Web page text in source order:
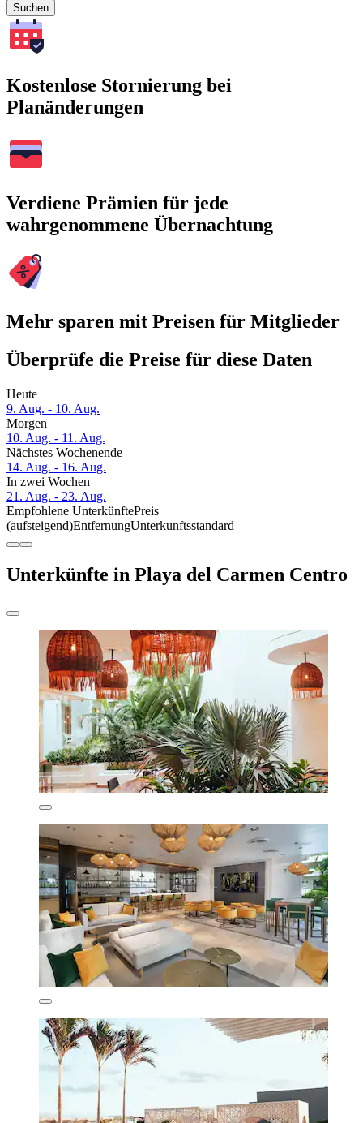
Suchen
Kostenlose Stornierung bei
Planänderungen
Verdiene Prämien für jede
wahrgenommene Übernachtung
Mehr sparen mit Preisen für Mitglieder
Überprüfe die Preise für diese Daten
Heute
9. Aug. - 10. Aug.
Morgen
10. Aug. - 11. Aug.
Nächstes Wochenende
14. Aug. - 16. Aug.
In zwei Wochen
21. Aug. - 23. Aug.
Empfohlene UnterkünftePreis
(aufsteigend)EntfernungUnterkunftsstandard
Unterkünfte in Playa del Carmen Centro